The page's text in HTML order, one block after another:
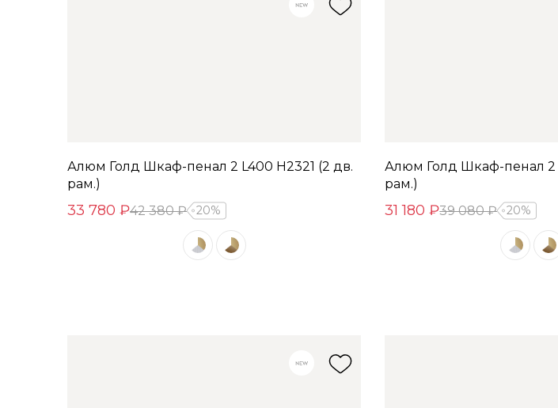
Алюм Голд Шкаф-пенал 2 L400 H2321 (2 дв.
рам.)
33 780 ₽42 380 ₽ 20%
Алюм Голд Шкаф-пенал 2
рам.)
31 180 ₽39 080 ₽ 20%